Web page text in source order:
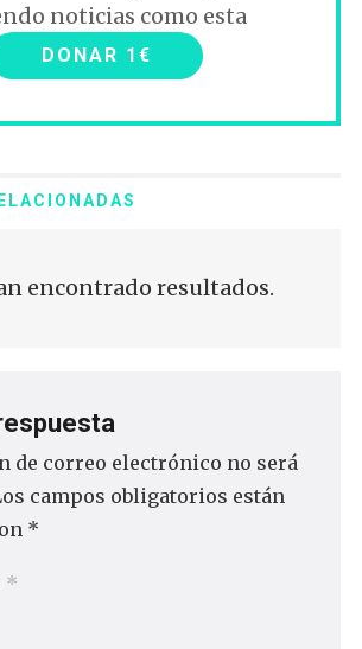
noticias como esta
DONAR 1€
encontrado resultados.
de correo electrónico no será
campos obligatorios están
*